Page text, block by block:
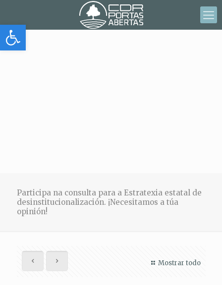
Abrir barra de herramientas
Participa na consulta para a Estratexia estatal de
desinstitucionalización. ¡Necesitamos a túa
opinión!
Mostrar todo